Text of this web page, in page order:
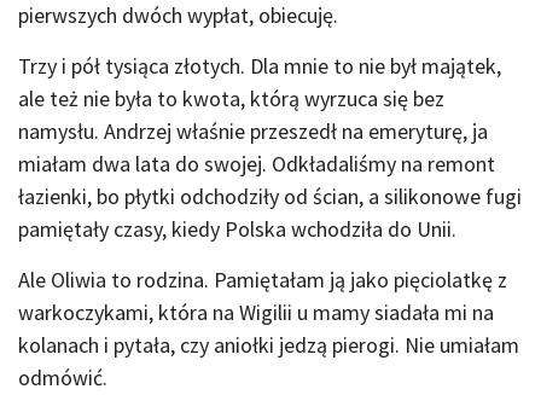
pierwszych dwóch wypłat, obiecuję.
Trzy i pół tysiąca złotych. Dla mnie to nie był majątek,
ale też nie była to kwota, którą wyrzuca się bez
namysłu. Andrzej właśnie przeszedł na emeryturę, ja
miałam dwa lata do swojej. Odkładaliśmy na remont
łazienki, bo płytki odchodziły od ścian, a silikonowe fugi
pamiętały czasy, kiedy Polska wchodziła do Unii.
Ale Oliwia to rodzina. Pamiętałam ją jako pięciolatkę z
warkoczykami, która na Wigilii u mamy siadała mi na
kolanach i pytała, czy aniołki jedzą pierogi. Nie umiałam
odmówić.